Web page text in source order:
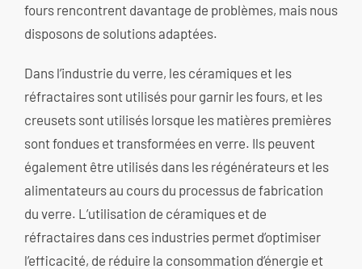
fours rencontrent davantage de problèmes, mais nous
disposons de solutions adaptées.
Dans l’industrie du verre, les céramiques et les
réfractaires sont utilisés pour garnir les fours, et les
creusets sont utilisés lorsque les matières premières
sont fondues et transformées en verre. Ils peuvent
également être utilisés dans les régénérateurs et les
alimentateurs au cours du processus de fabrication
du verre. L’utilisation de céramiques et de
réfractaires dans ces industries permet d’optimiser
l’efficacité, de réduire la consommation d’énergie et